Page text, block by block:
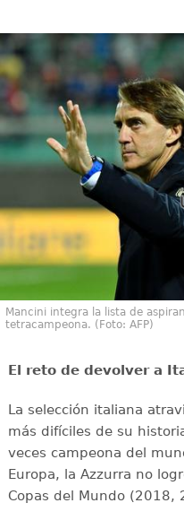
Mancini integra la lista de
tetracampeona. (Foto: AFP)
El reto de devolver a
La selección italiana
más difíciles de su
veces campeona del
Europa, la Azzurra no
Copas del Mundo (2018,